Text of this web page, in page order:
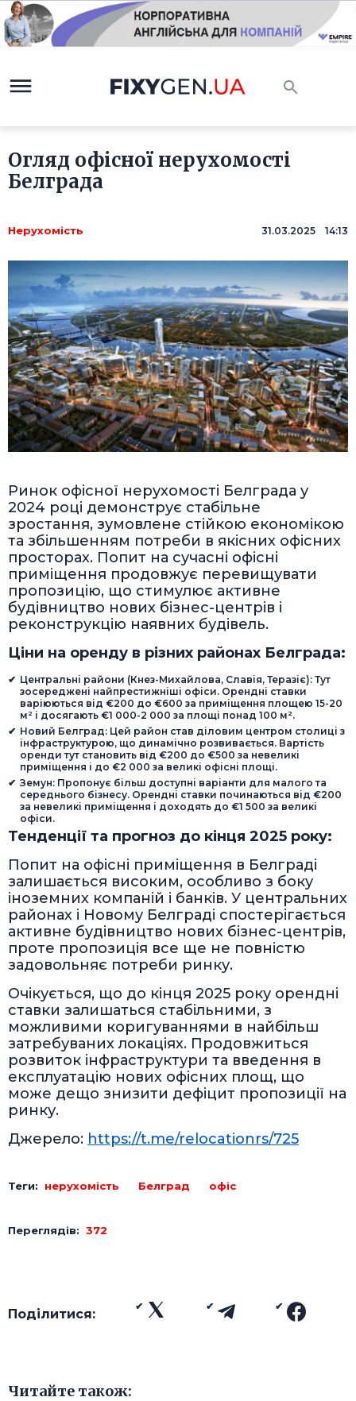
Огляд офісної нерухомості
Белграда
Нерухомість 31.03.2025 14:13
Ринок офісної нерухомості Белграда у
2024 році демонструє стабільне
зростання, зумовлене стійкою економікою
та збільшенням потреби в якісних офісних
просторах. Попит на сучасні офісні
приміщення продовжує перевищувати
пропозицію, що стимулює активне
будівництво нових бізнес-центрів і
реконструкцію наявних будівель.
Ціни на оренду в різних районах Белграда:
Центральні райони (Кнез-Михайлова, Славія, Теразіє): Тут
зосереджені найпрестижніші офіси. Орендні ставки
варіюються від €200 до €600 за приміщення площею 15-20
м² і досягають €1 000-2 000 за площі понад 100 м².
Новий Белград: Цей район став діловим центром столиці з
інфраструктурою, що динамічно розвивається. Вартість
оренди тут становить від €200 до €500 за невеликі
приміщення і до €2 000 за великі офісні площі.
Земун: Пропонує більш доступні варіанти для малого та
середнього бізнесу. Орендні ставки починаються від €200
за невеликі приміщення і доходять до €1 500 за великі
офіси.
Тенденції та прогноз до кінця 2025 року:
Попит на офісні приміщення в Белграді
залишається високим, особливо з боку
іноземних компаній і банків. У центральних
районах і Новому Белграді спостерігається
активне будівництво нових бізнес-центрів,
проте пропозиція все ще не повністю
задовольняє потреби ринку.
Очікується, що до кінця 2025 року орендні
ставки залишаться стабільними, з
можливими коригуваннями в найбільш
затребуваних локаціях. Продовжиться
розвиток інфраструктури та введення в
експлуатацію нових офісних площ, що
може дещо знизити дефіцит пропозиції на
ринку.
Джерело: https://t.me/relocationrs/725
Теги: нерухомість Белград офіс
Переглядів: 372
Поділитися:
Читайте також: